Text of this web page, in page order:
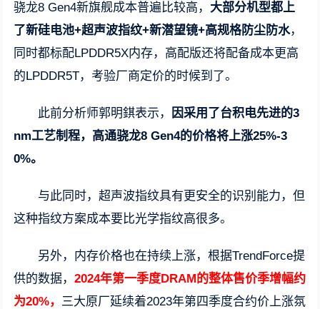
骁龙8 Gen4新旗舰成本普遍比较高， 大部分机型都上
了新硅电池+超声波指纹+新潜望镜+高规格防尘防水，
同时都标配LPDDR5X内存，高配版还将配备成本更高
的LPDDR5T，考验厂商定价的时候到了。
此前分析师郭明錤表示，
因采用了台积电先进的3
nm工艺制程，高通骁龙8 Gen4的价格将上涨25%-3
0%。
与此同时，超声波指纹具有更安全的识别能力，但
这种指纹方案成本要比光学指纹高很多。
另外，内存价格也在持续上涨，根据TrendForce提
供的数据，2024年第一季度DRAM的整体售价季增幅约
为20%， 三大原厂延续着2023年第四季度合约价上涨氛